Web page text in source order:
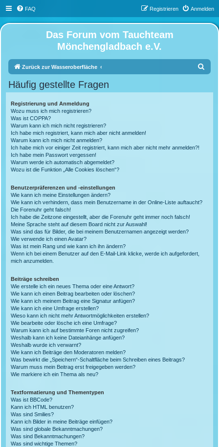
FAQ Anmelden
Registrieren
Das Forum vom Tauchteam
Mönchengladbach e.V.
Zurück zur Wasseroberfläche
Häufig gestellte Fragen
Registrierung und Anmeldung
Wozu muss ich mich registrieren?
Was ist COPPA?
Warum kann ich mich nicht registrieren?
Ich habe mich registriert, kann mich aber nicht anmelden!
Warum kann ich mich nicht anmelden?
Ich habe mich vor einiger Zeit registriert, kann mich aber nicht mehr anmelden?!
Ich habe mein Passwort vergessen!
Warum werde ich automatisch abgemeldet?
Wozu ist die Funktion „Alle Cookies löschen“?
Benutzerpräferenzen und -einstellungen
Wie kann ich meine Einstellungen ändern?
Wie kann ich verhindern, dass mein Benutzername in der Online-Liste auftaucht?
Die Forenuhr geht falsch!
Ich habe die Zeitzone eingestellt, aber die Forenuhr geht immer noch falsch!
Meine Sprache steht auf diesem Board nicht zur Auswahl!
Was sind das für Bilder, die bei meinem Benutzernamen angezeigt werden?
Wie verwende ich einen Avatar?
Was ist mein Rang und wie kann ich ihn ändern?
Wenn ich bei einem Benutzer auf den E-Mail-Link klicke, werde ich aufgefordert,
mich anzumelden.
Beiträge schreiben
Wie erstelle ich ein neues Thema oder eine Antwort?
Wie kann ich einen Beitrag bearbeiten oder löschen?
Wie kann ich meinem Beitrag eine Signatur anfügen?
Wie kann ich eine Umfrage erstellen?
Wieso kann ich nicht mehr Antwortmöglichkeiten erstellen?
Wie bearbeite oder lösche ich eine Umfrage?
Warum kann ich auf bestimmte Foren nicht zugreifen?
Weshalb kann ich keine Dateianhänge anfügen?
Weshalb wurde ich verwarnt?
Wie kann ich Beiträge den Moderatoren melden?
Was bewirkt die „Speichern“-Schaltfläche beim Schreiben eines Beitrags?
Warum muss mein Beitrag erst freigegeben werden?
Wie markiere ich ein Thema als neu?
Textformatierung und Thementypen
Was ist BBCode?
Kann ich HTML benutzen?
Was sind Smilies?
Kann ich Bilder in meine Beiträge einfügen?
Was sind globale Bekanntmachungen?
Was sind Bekanntmachungen?
Was sind wichtige Themen?